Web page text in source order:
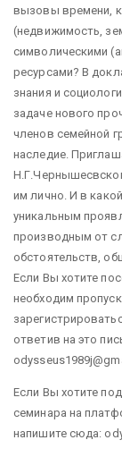
вызовы времени,
(недвижимость,
символическими
ресурсами? В
знания и
задаче нового
членов семейной
наследие.
им лично. И в
уникальным
производным от
обстоятельств,
Если Вы хотите
необходим
ответив на это
Если Вы хотите
семинара на
напишите сюда: